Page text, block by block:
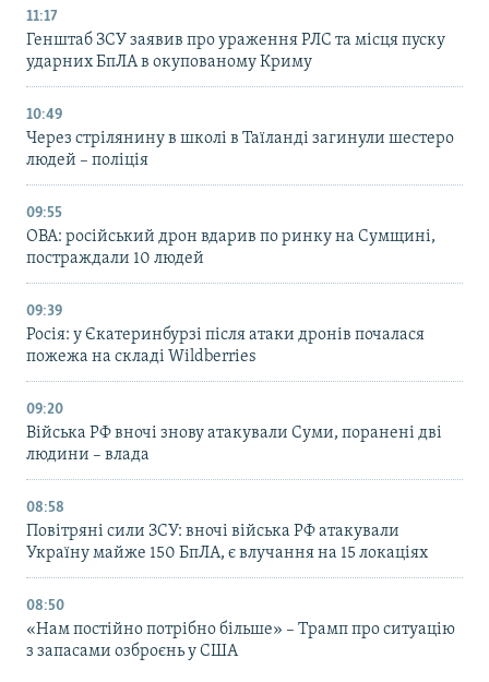
11:17
Генштаб ЗСУ заявив про ураження РЛС та місця пуску
ударних БпЛА в окупованому Криму
10:49
Через стрілянину в школі в Таїланді загинули шестеро
людей – поліція
09:55
ОВА: російський дрон вдарив по ринку на Сумщині,
постраждали 10 людей
09:39
Росія: у Єкатеринбурзі після атаки дронів почалася
пожежа на складі Wildberries
09:20
Війська РФ вночі знову атакували Суми, поранені дві
людини – влада
08:58
Повітряні сили ЗСУ: вночі війська РФ атакували
Україну майже 150 БпЛА, є влучання на 15 локаціях
08:50
«Нам постійно потрібно більше» – Трамп про ситуацію
з запасами озброєнь у США